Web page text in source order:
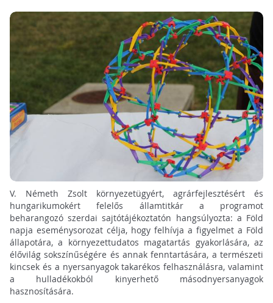
V. Németh Zsolt környezetügyért, agrárfejlesztésért és
hungarikumokért felelős államtitkár a programot
beharangozó szerdai sajtótájékoztatón hangsúlyozta: a Föld
napja eseménysorozat célja, hogy felhívja a figyelmet a Föld
állapotára, a környezettudatos magatartás gyakorlására, az
élővilág sokszínűségére és annak fenntartására, a természeti
kincsek és a nyersanyagok takarékos felhasználásra, valamint
a hulladékokból kinyerhető másodnyersanyagok
hasznosítására.